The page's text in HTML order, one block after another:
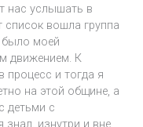
нас услышать в
список вошла группа
было моей
движением. К
процесс и тогда я
на этой общине, а
детьми с
изнутри и вне